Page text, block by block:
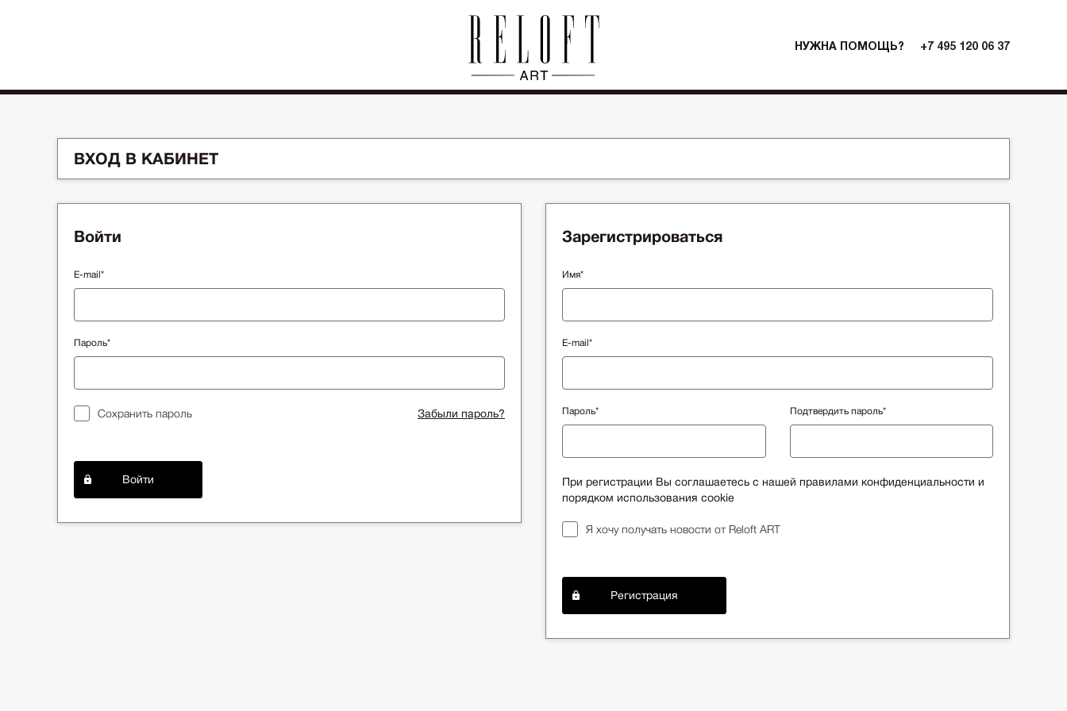
НУЖНА ПОМОЩЬ? +7 495 120 06 37
ВХОД В КАБИНЕТ
Войти
E-mail*
Пароль*
Сохранить пароль Забыли пароль?
Войти
Зарегистрироваться
Имя*
E-mail*
Пароль* Подтвердить пароль*
При регистрации Вы соглашаетесь с нашей правилами конфиденциальности и
порядком использования cookie
Я хочу получать новости от Reloft ART
Регистрация